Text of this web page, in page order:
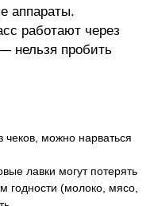
аппараты.
работают через
нельзя пробить
чеков, можно нарваться
лавки могут потерять
годности (молоко, мясо,